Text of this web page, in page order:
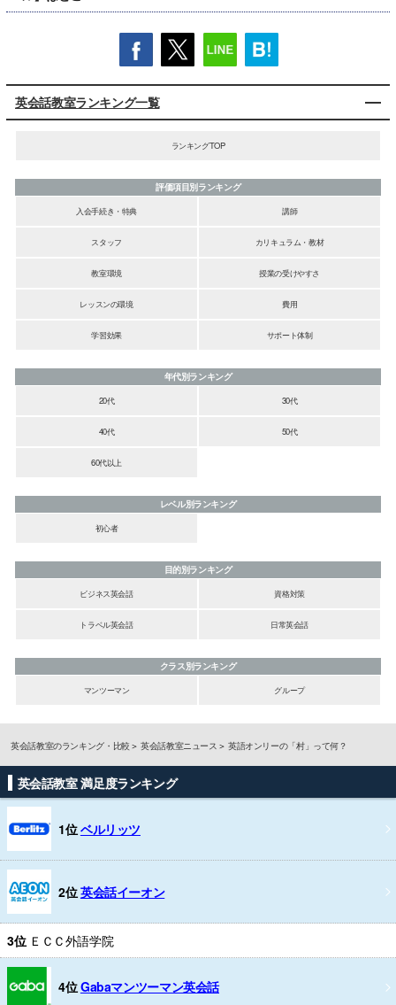
英会話教室ランキング一覧
ランキングTOP
評価項目別ランキング
入会手続き・特典
講師
スタッフ カリキュラム・教材
教室環境 授業の受けやすさ
レッスンの環境 費用
学習効果 サポート体制
年代別ランキング
20代
30代
40代 50代
60代以上
レベル別ランキング
初心者
目的別ランキング
ビジネス英会話
資格対策
トラベル英会話 日常英会話
クラス別ランキング
マンツーマン
グループ
英会話教室のランキング・比較 英会話教室ニュース 英語オンリーの「村」って何？
英会話教室 満足度ランキング
1位ベルリッツ
2位英会話イーオン
3位 ＥＣＣ外語学院
4位Gabaマンツーマン英会話